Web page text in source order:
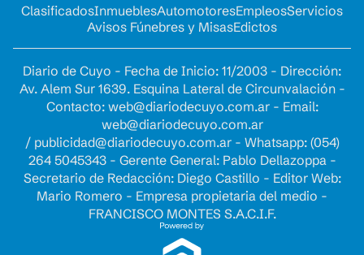
ClasificadosInmueblesAutomotoresEmpleosServicios
Avisos Fúnebres y MisasEdictos
Diario de Cuyo - Fecha de Inicio: 11/2003 - Dirección:
Av. Alem Sur 1639. Esquina Lateral de Circunvalación -
Contacto: web@diariodecuyo.com.ar- Email:
web@diariodecuyo.com.ar
/ publicidad@diariodecuyo.com.ar- Whatsapp: (054)
264 5045343 - Gerente General: Pablo Dellazoppa -
Secretario de Redacción: Diego Castillo - Editor Web:
Mario Romero - Empresa propietaria del medio -
FRANCISCO MONTES S.A.C.I.F.